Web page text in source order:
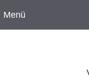
Menü